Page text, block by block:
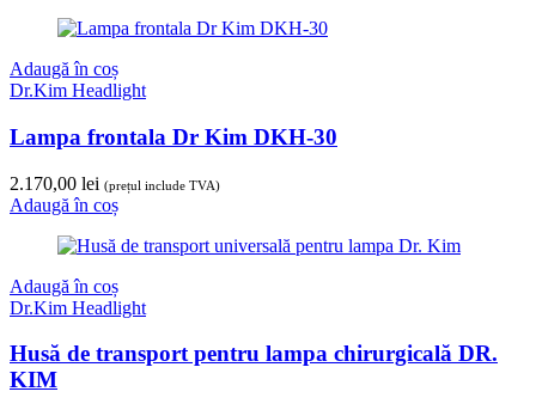
Adaugă în coș
Dr.Kim Headlight
Lampa frontala Dr Kim DKH-30
2.170,00 lei (prețul include TVA)
Adaugă în coș
Adaugă în coș
Dr.Kim Headlight
Husă de transport pentru lampa chirurgicală DR.
KIM